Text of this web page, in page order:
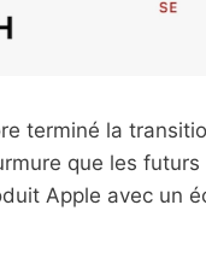
terminé la
que les
Apple avec un